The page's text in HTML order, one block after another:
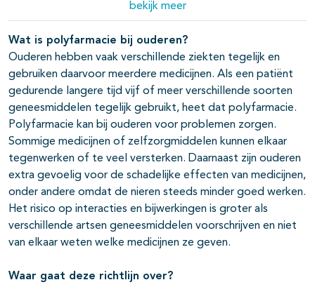
Periode na ontslag polyfarmacie
Minderen en stoppen van medicatie 14-07-2026
Belemmerende en bevorderende
factoren bij minderen en stoppen van
medicatie
14-07-2026
Effecten van minderen en stoppen van
medicatie
14-07-2026
Instrumenten als hulpmiddel bij minderen
en stoppen van medicatie
14-07-2026
Geschikte patiënten, geschikte
stoppen van medicatie
bekijk meer
Wat is polyfarmacie bij ouderen?
Ouderen hebben vaak verschillende ziekten tegelijk en
gebruiken daarvoor meerdere medicijnen. Als een patiënt
gedurende langere tijd vijf of meer verschillende soorten
geneesmiddelen tegelijk gebruikt, heet dat polyfarmacie.
Polyfarmacie kan bij ouderen voor problemen zorgen.
Sommige medicijnen of zelfzorgmiddelen kunnen elkaar
tegenwerken of te veel versterken. Daarnaast zijn ouderen
extra gevoelig voor de schadelijke effecten van medicijnen,
onder andere omdat de nieren steeds minder goed werken.
Het risico op interacties en bijwerkingen is groter als
verschillende artsen geneesmiddelen voorschrijven en niet
van elkaar weten welke medicijnen ze geven.
Waar gaat deze richtlijn over?